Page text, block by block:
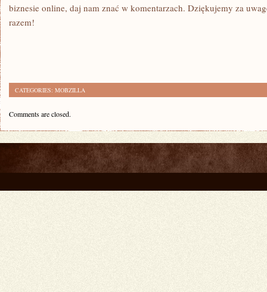
biznesie online,⁤ daj nam znać ​w komentarzach. Dziękujemy za
‌razem!
CATEGORIES: MOBZILLA
Comments are closed.